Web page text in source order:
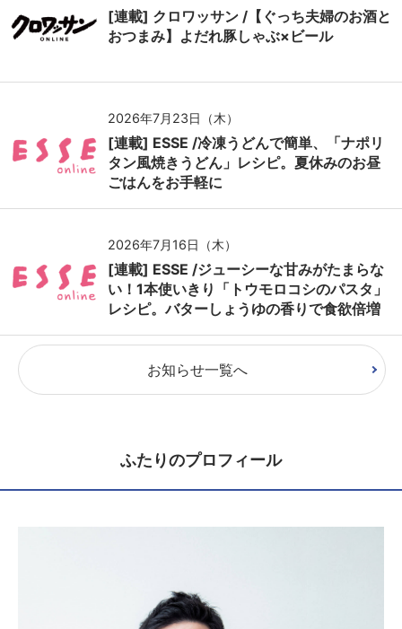
[連載] クロワッサン /【ぐっち夫婦のお酒と
おつまみ】よだれ豚しゃぶ×ビール
2026年7月23日（木）
[連載] ESSE /冷凍うどんで簡単、「ナポリ
タン風焼きうどん」レシピ。夏休みのお昼
ごはんをお手軽に
2026年7月16日（木）
[連載] ESSE /ジューシーな甘みがたまらな
い！1本使いきり「トウモロコシのパスタ」
レシピ。バターしょうゆの香りで食欲倍増
お知らせ一覧へ
ふたりのプロフィール